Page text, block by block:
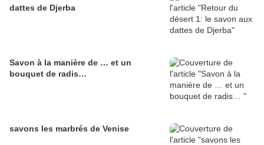
dattes de Djerba
Savon à la manière de … et un
bouquet de radis…
savons les marbrés de Venise